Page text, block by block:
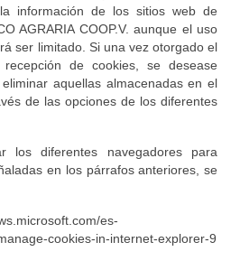
información de los sitios web de
AGRARIA COOP.V. aunque el uso
ser limitado. Si una vez otorgado el
de cookies, se desease
aquellas almacenadas en el
de las opciones de los diferentes
los diferentes navegadores para
en los párrafos anteriores, se
es-
cookies-in-internet-explorer-9